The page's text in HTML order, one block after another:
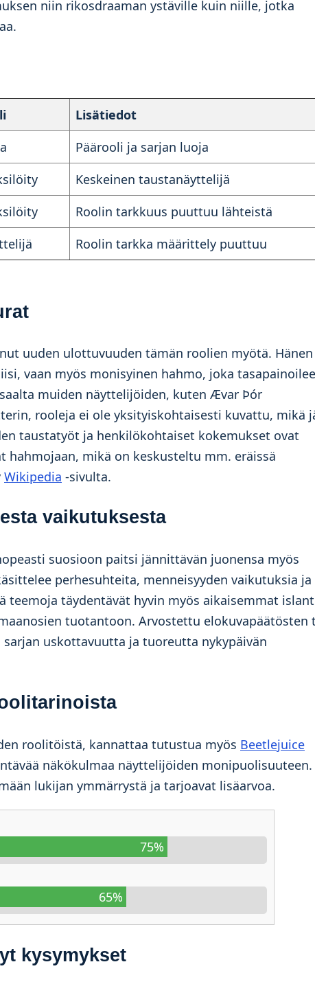
niin rikosdraaman ystäville kuin niille, jotka
Lisätiedot
Päärooli ja sarjan luoja
Keskeinen taustanäyttelijä
Roolin tarkkuus puuttuu lähteistä
Roolin tarkka määrittely puuttuu
uuden ulottuvuuden tämän roolien myötä. Hänen
vaan myös monisyinen hahmo, joka tasapainoilee
muiden näyttelijöiden, kuten Ævar Þór
rooleja ei ole yksityiskohtaisesti kuvattu, mikä
taustatyöt ja henkilökohtaiset kokemukset ovat
mikä on keskusteltu mm. eräissä
Wikipedia -sivulta.
vaikutuksesta
suosioon paitsi jännittävän juonensa myös
perhesuhteita, menneisyyden vaikutuksia ja
täydentävät hyvin myös aikaisemmat
tuotantoon. Arvostettu elokuvapäätösten
uskottavuutta ja tuoreutta nykypäivän
roolitöistä, kannattaa tutustua myös Beetlejuice
näkökulmaa näyttelijöiden monipuolisuuteen.
lukijan ymmärrystä ja tarjoavat lisäarvoa.
75%
65%
kysymykset